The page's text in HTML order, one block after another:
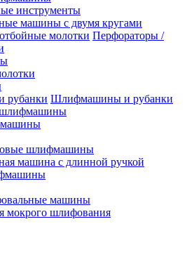
инструменты
машины с двумя кругами
Перфораторы /
Шлифмашины и рубанки
шлифмашины
машина с длинной ручкой
машины
мокрого шлифования